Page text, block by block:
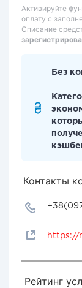
Активируйте
оплату с
Списание
Без
Контакты
https://
Рейтинг